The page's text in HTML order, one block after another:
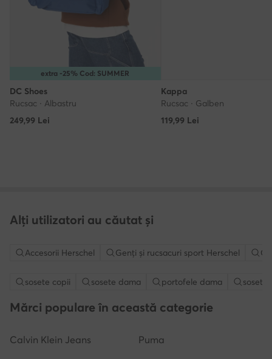
extra -25% Cod: SUMMER
DC Shoes
Rucsac · Albastru
249,99 Lei
Kappa
Rucsac · Galben
119,99 Lei
Alți utilizatori au căutat și
Accesorii Herschel Genți și rucsacuri sport Herschel
sosete copii sosete dama portofele dama sosete
Mărci populare în această categorie
Calvin Klein Jeans Puma